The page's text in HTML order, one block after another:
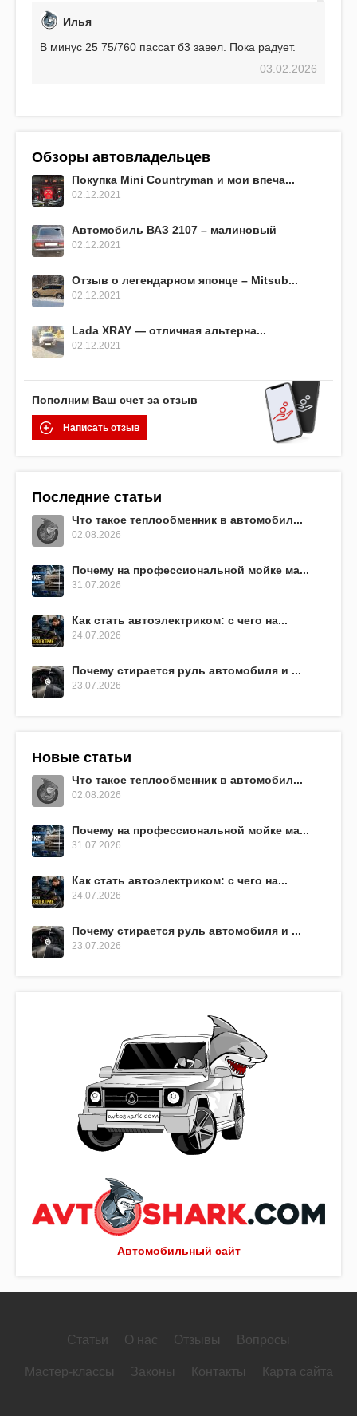
Автомобильный сайт
Илья
В минус 25 75/760 пассат б3 завел. Пока радует.
03.02.2026
Обзоры автовладельцев
Покупка Mini Countryman и мои впеча...
02.12.2021
Автомобиль ВАЗ 2107 – малиновый
02.12.2021
Отзыв о легендарном японце – Mitsub...
02.12.2021
Lada XRAY — отличная альтерна...
02.12.2021
Пополним Ваш счет за отзыв
Написать отзыв
Последние статьи
Что такое теплообменник в автомобил...
02.08.2026
Почему на профессиональной мойке ма...
31.07.2026
Как стать автоэлектриком: с чего на...
24.07.2026
Почему стирается руль автомобиля и ...
23.07.2026
Новые статьи
Что такое теплообменник в автомобил...
02.08.2026
Почему на профессиональной мойке ма...
31.07.2026
Как стать автоэлектриком: с чего на...
24.07.2026
Почему стирается руль автомобиля и ...
23.07.2026
Статьи О нас Отзывы Вопросы
Мастер-классы Законы Контакты Карта сайта